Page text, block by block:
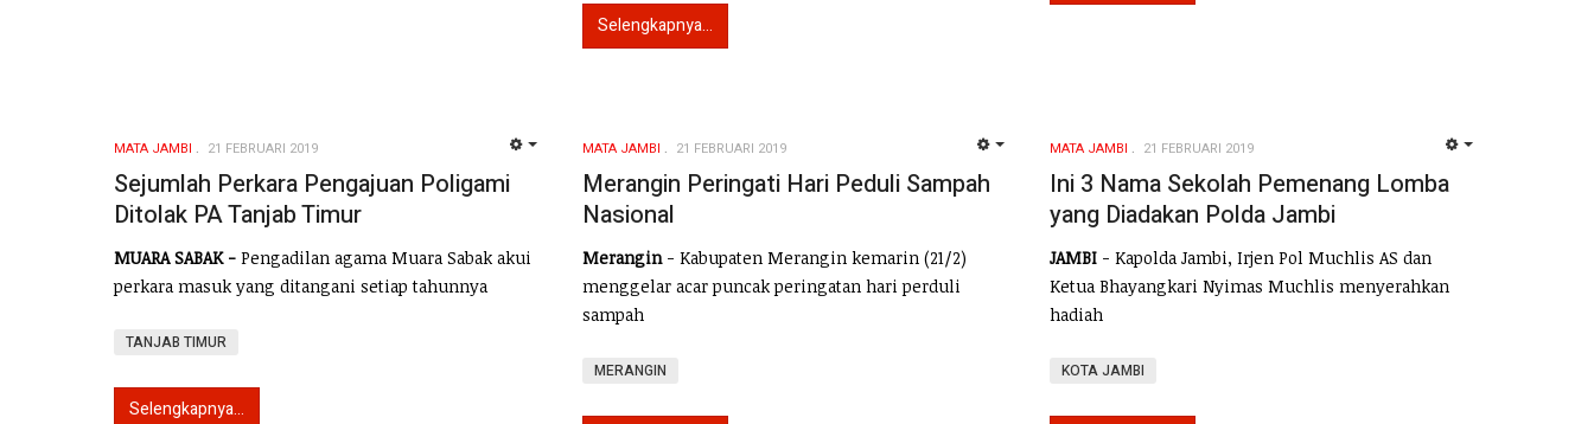
Selengkapnya...
MATA JAMBI 21 FEBRUARI 2019
Sejumlah Perkara Pengajuan Poligami
Ditolak PA Tanjab Timur
MUARA SABAK - Pengadilan agama Muara Sabak akui
perkara masuk yang ditangani setiap tahunnya
TANJAB TIMUR
Selengkapnya...
MATA JAMBI 21 FEBRUARI 2019
Merangin Peringati Hari Peduli Sampah
Nasional
Merangin- Kabupaten Merangin kemarin (21/2)
menggelar acar puncak peringatan hari perduli
sampah
MERANGIN
MATA JAMBI 21 FEBRUARI 2019
Ini 3 Nama Sekolah Pemenang Lomba
yang Diadakan Polda Jambi
JAMBI - Kapolda Jambi, Irjen Pol Muchlis AS dan
Ketua Bhayangkari Nyimas Muchlis menyerahkan
hadiah
KOTA JAMBI